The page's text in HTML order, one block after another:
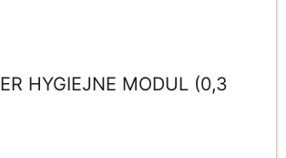
HYGIEJNE MODUL (0,3